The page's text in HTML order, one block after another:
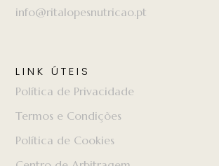
info@ritalopesnutricao.pt
LINK ÚTEIS
Política de Privacidade
Termos e Condições
Política de Cookies